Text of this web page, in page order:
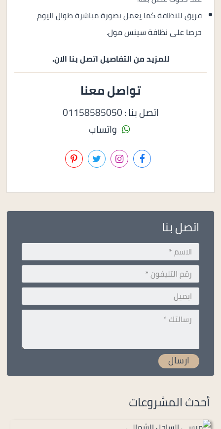
فريق للنظافة كما يعمل بصورة مباشرة طوال اليوم
حرصا على نظافة سينس مول.
للمزيد من التفاصيل اتصل بنا الان.
تواصل معنا
اتصل بنا : 01158585050
واتساب
اتصل بنا
أحدث المشروعات